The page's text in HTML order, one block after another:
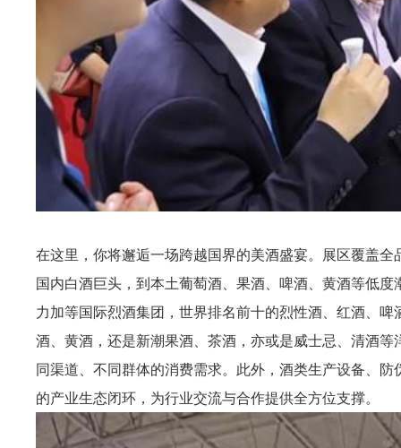
在这里，你将邂逅一场跨越国界的美酒盛宴。展区覆盖
国内白酒巨头，到本土葡萄酒、果酒、啤酒、黄酒等低
力加等国际烈酒集团，世界排名前十的烈性酒、红酒、
酒、黄酒，还是新潮果酒、茶酒，亦或是威士忌、清酒
同渠道、不同群体的消费需求。此外，酒类生产设备、
的产业生态闭环，为行业交流与合作提供全方位支撑。